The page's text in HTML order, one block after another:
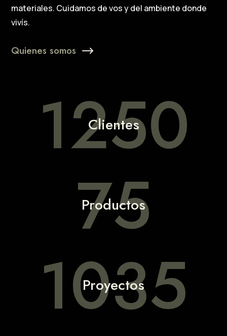
materiales. Cuidamos de vos y del ambiente donde
vivís.
Quienes somos
1250
Clientes
75
Productos
1035
Proyectos